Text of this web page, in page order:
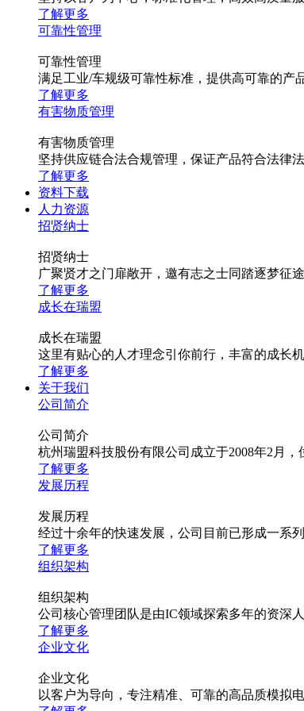
了解更多
可靠性管理
可靠性管理
满足工业/车规级可靠性标准，提供高可靠的产
了解更多
有害物质管理
有害物质管理
坚持供应链合法合规管理，保证产品符合法律
了解更多
资料下载
人力资源
招贤纳士
招贤纳士
广聚贤才之门扉敞开，邀有志之士同踏逐梦征
了解更多
成长在瑞盟
成长在瑞盟
这里有贴心的人才理念引你前行，丰富的成长
了解更多
关于我们
公司简介
公司简介
杭州瑞盟科技股份有限公司成立于2008年2月
了解更多
发展历程
发展历程
经过十余年的快速发展，公司目前已形成一系
了解更多
组织架构
组织架构
公司核心管理团队是由IC领域探索多年的资深
了解更多
企业文化
企业文化
以客户为导向，专注精准、可靠的高品质模拟